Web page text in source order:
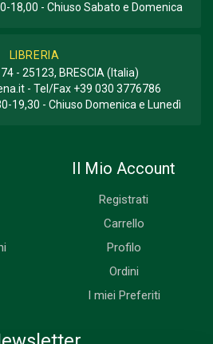
18,00 - Chiuso Sabato e Domenica
LIBRERIA
- 25123, BRESCIA (Italia)
- Tel/Fax +39 030 3776786
19,30 - Chiuso Domenica e Lunedì
Il Mio Account
Registrati
Carrello
Profilo
Ordini
I miei Preferiti